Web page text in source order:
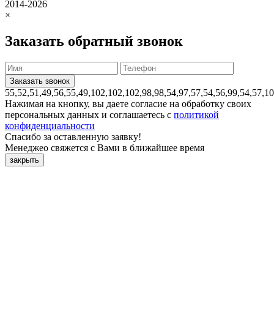
2014-2026
×
Заказать обратный звонок
Нажимая на кнопку, вы даете согласие на обработку своих
персональных данных и соглашаетесь с политикой
конфиденциальности
Спасибо за оставленную заявку!
Менеджео свяжется с Вами в ближайшее время
закрыть